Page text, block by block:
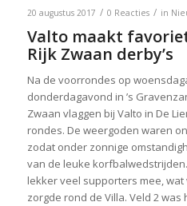
20 augustus 2017 / 0 Reacties / in
Valto maakt
Rijk Zwaan derby’s
Na de voorrondes op
donderdagavond in ’s
Zwaan vlaggen bij Valto in De
rondes. De weergoden waren
zodat onder zonnige
van de leuke
lekker veel supporters mee,
zorgde rond de Villa. Veld 2